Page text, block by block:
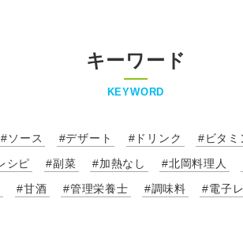
キーワード
KEYWORD
#ソース #デザート #ドリンク #ビタミ
シピ #副菜 #加熱なし #北岡料理人
#甘酒 #管理栄養士 #調味料 #電子